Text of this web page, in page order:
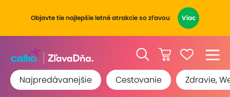
Objavte tie najlepšie letné atrakcie so zľavou Viac
Najpredávanejšie Cestovanie Zdravie,